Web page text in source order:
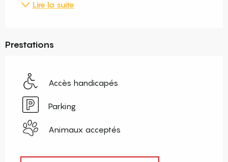
Lire la suite
Prestations
Accès handicapés
Parking
Animaux acceptés